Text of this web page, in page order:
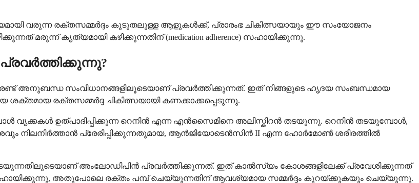
വരുന്ന രക്തസമ്മർദ്ദം കൂടുതലുള്ള ആളുകൾക്ക്, പ്രാരംഭ ചികിത്സയായും ഈ സംയോജനം
മരുന്ന് കൃത്യമായി കഴിക്കുന്നതിന് (medication adherence) സഹായിക്കുന്നു.
അനുബന്ധ സംവിധാനങ്ങളിലൂടെയാണ് പ്രവർത്തിക്കുന്നത്. ഇത് നിങ്ങളുടെ ഹൃദയ സംബന്ധമായ
രക്തസമ്മർദ്ദ ചികിത്സയായി കണക്കാക്കപ്പെടുന്നു.
വൃക്കകൾ ഉത്പാദിപ്പിക്കുന്ന റെനിൻ എന്ന എൻസൈമിനെ അലിസ്കിറൻ തടയുന്നു. റെനിൻ തടയുമ്പോൾ,
പ്രേരിപ്പിക്കുന്നതുമായ, ആൻജിയോടെൻസിൻ II എന്ന ഹോർമോൺ ശരീരത്തിൽ
അംലോഡിപിൻ പ്രവർത്തിക്കുന്നത്. ഇത് കാൽസ്യം കോശങ്ങളിലേക്ക് പ്രവേശിക്കുന്നത്
സഹായിക്കുന്നു, അതുപോലെ രക്തം പമ്പ് ചെയ്യുന്നതിന് ആവശ്യമായ സമ്മർദ്ദം കുറയ്ക്കുകയും ചെയ്യുന്നു.